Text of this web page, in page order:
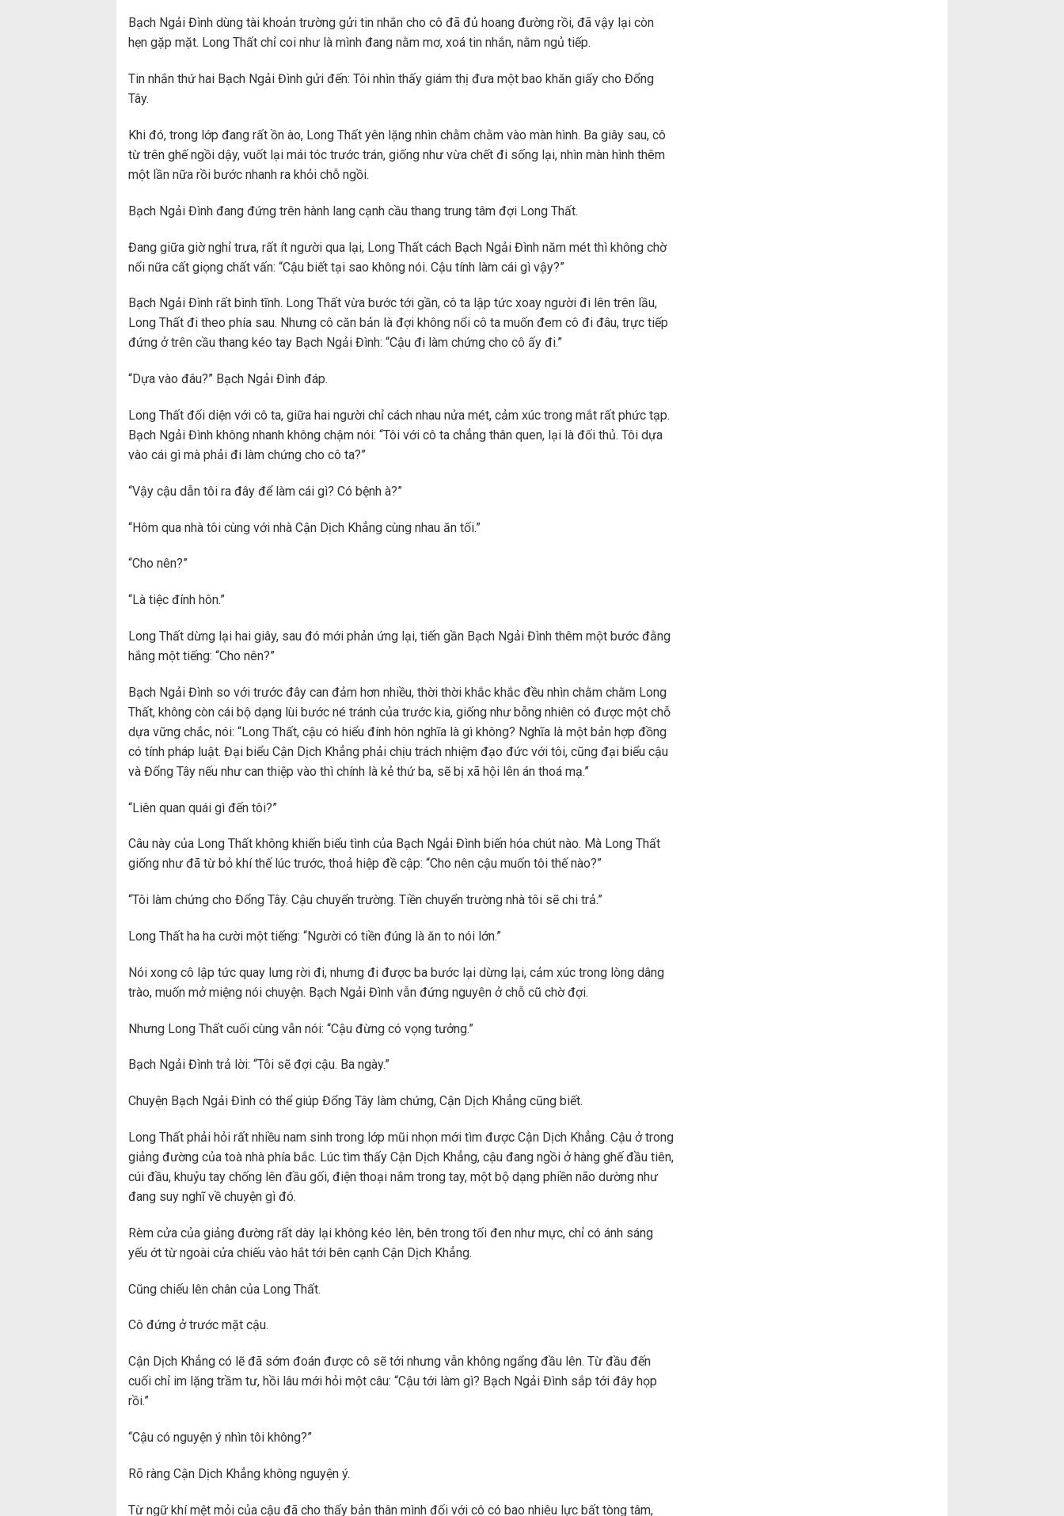
Bạch Ngải Đình dùng tài khoản trường gửi tin nhắn cho cô đã đủ hoang đường rồi, đã vậy lại còn
hẹn gặp mặt. Long Thất chỉ coi như là mình đang nằm mơ, xoá tin nhắn, nằm ngủ tiếp.
Tin nhắn thứ hai Bạch Ngải Đình gửi đến: Tôi nhìn thấy giám thị đưa một bao khăn giấy cho Đổng
Tây.
Khi đó, trong lớp đang rất ồn ào, Long Thất yên lặng nhìn chằm chằm vào màn hình. Ba giây sau, cô
từ trên ghế ngồi dậy, vuốt lại mái tóc trước trán, giống như vừa chết đi sống lại, nhìn màn hình thêm
một lần nữa rồi bước nhanh ra khỏi chỗ ngồi.
Bạch Ngải Đình đang đứng trên hành lang cạnh cầu thang trung tâm đợi Long Thất.
Đang giữa giờ nghỉ trưa, rất ít người qua lại, Long Thất cách Bạch Ngải Đình năm mét thì không chờ
nổi nữa cất giọng chất vấn: “Cậu biết tại sao không nói. Cậu tính làm cái gì vậy?”
Bạch Ngải Đình rất bình tĩnh. Long Thất vừa bước tới gần, cô ta lập tức xoay người đi lên trên lầu,
Long Thất đi theo phía sau. Nhưng cô căn bản là đợi không nổi cô ta muốn đem cô đi đâu, trực tiếp
đứng ở trên cầu thang kéo tay Bạch Ngải Đình: “Cậu đi làm chứng cho cô ấy đi.”
“Dựa vào đâu?” Bạch Ngải Đình đáp.
Long Thất đối diện với cô ta, giữa hai người chỉ cách nhau nửa mét, cảm xúc trong mắt rất phức tạp.
Bạch Ngải Đình không nhanh không chậm nói: “Tôi với cô ta chẳng thân quen, lại là đối thủ. Tôi dựa
vào cái gì mà phải đi làm chứng cho cô ta?”
“Vậy cậu dẫn tôi ra đây để làm cái gì? Có bệnh à?”
“Hôm qua nhà tôi cùng với nhà Cận Dịch Khẳng cùng nhau ăn tối.”
“Cho nên?”
“Là tiệc đính hôn.”
Long Thất dừng lại hai giây, sau đó mới phản ứng lại, tiến gần Bạch Ngải Đình thêm một bước đằng
hắng một tiếng: “Cho nên?”
Bạch Ngải Đình so với trước đây can đảm hơn nhiều, thời thời khắc khắc đều nhìn chằm chằm Long
Thất, không còn cái bộ dạng lùi bước né tránh của trước kia, giống như bỗng nhiên có được một chỗ
dựa vững chắc, nói: “Long Thất, cậu có hiểu đính hôn nghĩa là gì không? Nghĩa là một bản hợp đồng
có tính pháp luật. Đại biểu Cận Dịch Khẳng phải chịu trách nhiệm đạo đức với tôi, cũng đại biểu cậu
và Đổng Tây nếu như can thiệp vào thì chính là kẻ thứ ba, sẽ bị xã hội lên án thoá mạ.”
“Liên quan quái gì đến tôi?”
Câu này của Long Thất không khiến biểu tình của Bạch Ngải Đình biến hóa chút nào. Mà Long Thất
giống như đã từ bỏ khí thế lúc trước, thoả hiệp đề cập: “Cho nên cậu muốn tôi thế nào?”
“Tôi làm chứng cho Đổng Tây. Cậu chuyển trường. Tiền chuyển trường nhà tôi sẽ chi trả.”
Long Thất ha ha cười một tiếng: “Người có tiền đúng là ăn to nói lớn.”
Nói xong cô lập tức quay lưng rời đi, nhưng đi được ba bước lại dừng lại, cảm xúc trong lòng dâng
trào, muốn mở miệng nói chuyện. Bạch Ngải Đình vẫn đứng nguyên ở chỗ cũ chờ đợi.
Nhưng Long Thất cuối cùng vẫn nói: “Cậu đừng có vọng tưởng.”
Bạch Ngải Đình trả lời: “Tôi sẽ đợi cậu. Ba ngày.”
Chuyện Bạch Ngải Đình có thể giúp Đổng Tây làm chứng, Cận Dịch Khẳng cũng biết.
Long Thất phải hỏi rất nhiều nam sinh trong lớp mũi nhọn mới tìm được Cận Dịch Khẳng. Cậu ở trong
giảng đường của toà nhà phía bắc. Lúc tìm thấy Cận Dịch Khẳng, cậu đang ngồi ở hàng ghế đầu tiên,
cúi đầu, khuỷu tay chống lên đầu gối, điện thoại nắm trong tay, một bộ dạng phiền não dường như
đang suy nghĩ về chuyện gì đó.
Rèm cửa của giảng đường rất dày lại không kéo lên, bên trong tối đen như mực, chỉ có ánh sáng
yếu ớt từ ngoài cửa chiếu vào hắt tới bên cạnh Cận Dịch Khẳng.
Cũng chiếu lên chân của Long Thất.
Cô đứng ở trước mặt cậu.
Cận Dịch Khẳng có lẽ đã sớm đoán được cô sẽ tới nhưng vẫn không ngẩng đầu lên. Từ đầu đến
cuối chỉ im lặng trầm tư, hồi lâu mới hỏi một câu: “Cậu tới làm gì? Bạch Ngải Đình sắp tới đây họp
rồi.”
“Cậu có nguyện ý nhìn tôi không?”
Rõ ràng Cận Dịch Khẳng không nguyện ý.
Từ ngữ khí mệt mỏi của cậu đã cho thấy bản thân mình đối với cô có bao nhiêu lực bất tòng tâm,